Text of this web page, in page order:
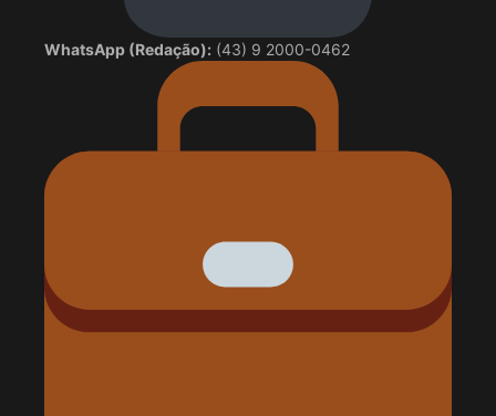
WhatsApp (Redação): (43) 9 2000-0462